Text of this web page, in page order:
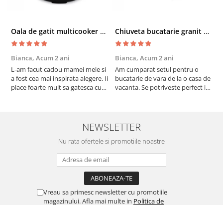
Oala de gatit multicooker 11 functii Instant Pot Pro Crisp 8 + Air Fryer 7.6 lt
Bianca, Acum 2 ani
L-am facut cadou mamei mele si
a fost cea mai inspirata alegere. Ii
place foarte mult sa gatesca cu
cratita...ma gandesc serios sa imi
cumpar si eu! Recomand mult !
Chiuveta bucatarie granit cu finisaj negru perlat/cupru Steingran Art Copper cu dozator si baterie Quadron
Bianca, Acum 2 ani
Am cumparat setul pentru o
bucatarie de vara de la o casa de
vacanta. Se potriveste perfect in
buna, recomand cu drag !
NEWSLETTER
Nu rata ofertele si promotiile noastre
Vreau sa primesc newsletter cu promotiile
magazinului. Afla mai multe in Politica de